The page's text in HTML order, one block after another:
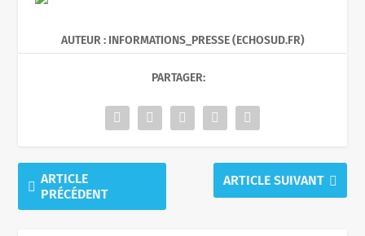
AUTEUR : INFORMATIONS_PRESSE (ECHOSUD.FR)
PARTAGER:
ARTICLE
PRÉCÉDENT
ARTICLE SUIVANT